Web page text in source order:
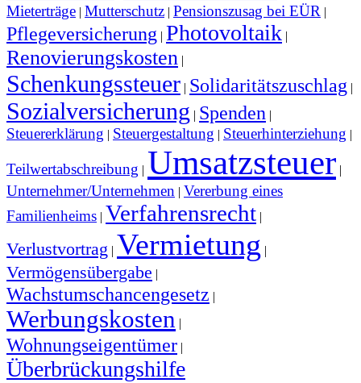
Mieterträge | Mutterschutz | Pensionszusag bei EÜR |
Pflegeversicherung | Photovoltaik |
Renovierungskosten |
Schenkungssteuer | Solidaritätszuschlag |
Sozialversicherung | Spenden |
Steuererklärung | Steuergestaltung | Steuerhinterziehung |
Teilwertabschreibung | Umsatzsteuer |
Unternehmer/Unternehmen | Vererbung eines
Familienheims | Verfahrensrecht |
Verlustvortrag | Vermietung |
Vermögensübergabe |
Wachstumschancengesetz |
Werbungskosten |
Wohnungseigentümer |
Überbrückungshilfe